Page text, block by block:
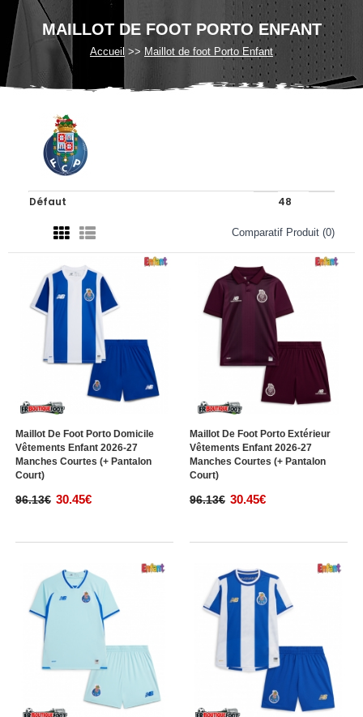
MAILLOT DE FOOT PORTO ENFANT
Accueil Maillot de foot Porto Enfant
Comparatif Produit (0)
Maillot De Foot Porto Domicile
Vêtements Enfant 2026-27
Manches Courtes (+ Pantalon
Court)
96.13€ 30.45€
Maillot De Foot Porto Extérieur
Vêtements Enfant 2026-27
Manches Courtes (+ Pantalon
Court)
96.13€ 30.45€